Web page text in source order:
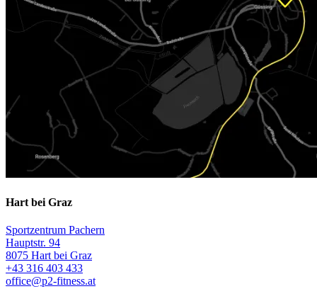
Hart bei Graz
Sportzentrum Pachern
Hauptstr. 94
8075 Hart bei Graz
+43 316 403 433
office@p2-fitness.at